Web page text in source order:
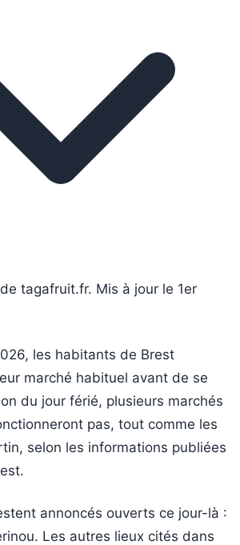
tagafruit.fr. Mis à jour le 1er
les habitants de Brest
marché habituel avant de se
du jour férié, plusieurs marchés
pas, tout comme les
selon les informations publiées
annoncés ouverts ce jour-là :
Les autres lieux cités dans